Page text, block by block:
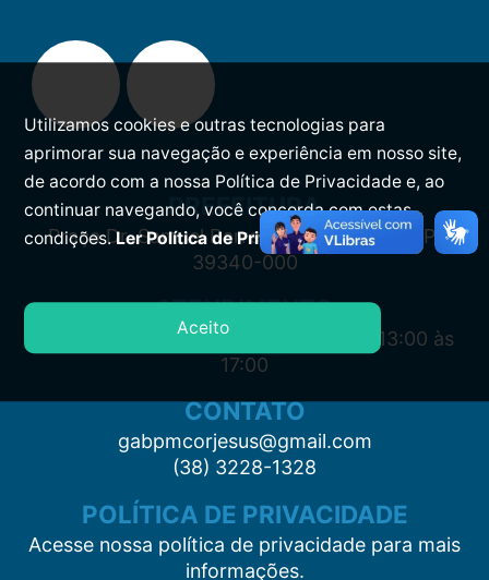
PREFEITURA
Praça Dr. Samuel Barreto, s/n, Centro CEP:
39340-000
ATENDIMENTO
Segunda à Sexta: 7:00 às 11:00 e das 13:00 às
17:00
CONTATO
gabpmcorjesus@gmail.com
(38) 3228-1328
POLÍTICA DE PRIVACIDADE
Acesse nossa política de privacidade para mais
informações.
Utilizamos cookies e outras tecnologias para
aprimorar sua navegação e experiência em nosso site,
de acordo com a nossa Política de Privacidade e, ao
continuar navegando, você concorda com estas
condições.Ler Política de Privacidade.
Aceito